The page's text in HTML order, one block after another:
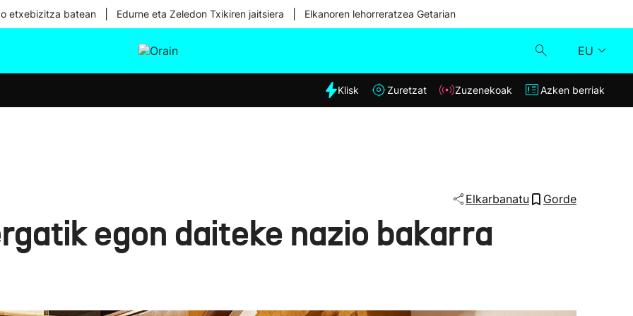
etxebizitza batean Edurne eta Zeledon Txikiren jaitsiera Elkanoren lehorreratzea Getarian
EU
Eguraldia
Klisk
Klisk Zuretzat Zuzenekoak Azken berriak
Elkarbanatu Gorde
egon daiteke nazio bakarra